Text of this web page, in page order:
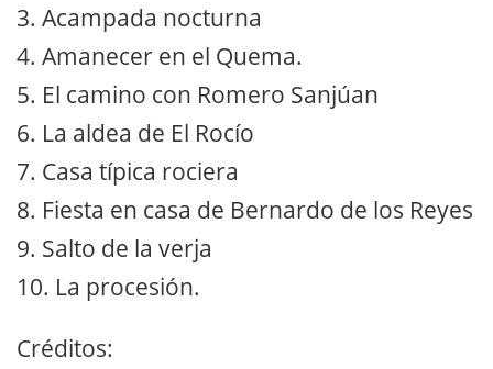
3. Acampada nocturna
4. Amanecer en el Quema.
5. El camino con Romero Sanjúan
6. La aldea de El Rocío
7. Casa típica rociera
8. Fiesta en casa de Bernardo de los Reyes
9. Salto de la verja
10. La procesión.
Créditos: